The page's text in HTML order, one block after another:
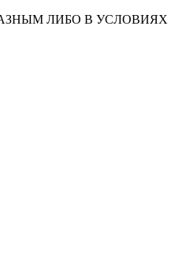
ЛИБО В УСЛОВИЯХ